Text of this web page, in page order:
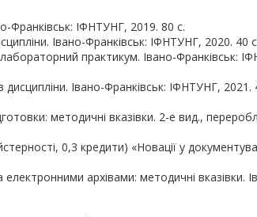
Франківськ: ІФНТУНГ, 2019. 80 с.
Івано-Франківськ: ІФНТУНГ, 2020. 40
практикум. Івано-Франківськ:
Івано-Франківськ: ІФНТУНГ, 2021.
методичні вказівки. 2-е вид.,
0,3 кредити) «Новації у
архівами: методичні вказівки.